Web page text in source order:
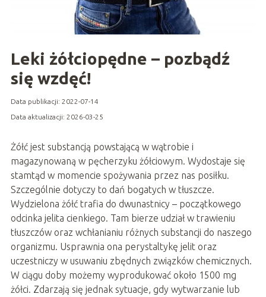
Leki żółciopędne – pozbądź
się wzdęć!
Data publikacji: 2022-07-14
Data aktualizacji: 2026-03-25
Żółć jest substancją powstającą w wątrobie i
magazynowaną w pęcherzyku żółciowym. Wydostaje się
stamtąd w momencie spożywania przez nas posiłku.
Szczególnie dotyczy to dań bogatych w tłuszcze.
Wydzielona żółć trafia do dwunastnicy – początkowego
odcinka jelita cienkiego. Tam bierze udział w trawieniu
tłuszczów oraz wchłanianiu różnych substancji do naszego
organizmu. Usprawnia ona perystaltykę jelit oraz
uczestniczy w usuwaniu zbędnych związków chemicznych.
W ciągu doby możemy wyprodukować około 1500 mg
żółci. Zdarzają się jednak sytuacje, gdy wytwarzanie lub